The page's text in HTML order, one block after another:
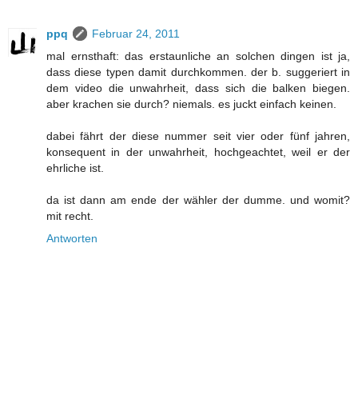
ppq
Februar 24, 2011
mal ernsthaft: das erstaunliche an solchen dingen ist ja,
dass diese typen damit durchkommen. der b. suggeriert in
dem video die unwahrheit, dass sich die balken biegen.
aber krachen sie durch? niemals. es juckt einfach keinen.
dabei fährt der diese nummer seit vier oder fünf jahren,
konsequent in der unwahrheit, hochgeachtet, weil er der
ehrliche ist.
da ist dann am ende der wähler der dumme. und womit?
mit recht.
Antworten